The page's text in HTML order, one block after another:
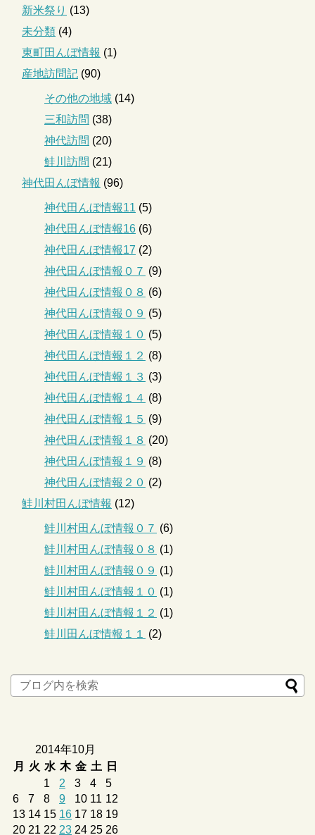
新米祭り (13)
未分類 (4)
東町田んぼ情報 (1)
産地訪問記 (90)
その他の地域 (14)
三和訪問 (38)
神代訪問 (20)
鮭川訪問 (21)
神代田んぼ情報 (96)
神代田んぼ情報11 (5)
神代田んぼ情報16 (6)
神代田んぼ情報17 (2)
神代田んぼ情報０７ (9)
神代田んぼ情報０８ (6)
神代田んぼ情報０９ (5)
神代田んぼ情報１０ (5)
神代田んぼ情報１２ (8)
神代田んぼ情報１３ (3)
神代田んぼ情報１４ (8)
神代田んぼ情報１５ (9)
神代田んぼ情報１８ (20)
神代田んぼ情報１９ (8)
神代田んぼ情報２０ (2)
鮭川村田んぼ情報 (12)
鮭川村田んぼ情報０７ (6)
鮭川村田んぼ情報０８ (1)
鮭川村田んぼ情報０９ (1)
鮭川村田んぼ情報１０ (1)
鮭川村田んぼ情報１２ (1)
鮭川田んぼ情報１１
(2)
2014年10月
月
火 水 木 金 土
日
1
2 3 4
5
6
7 8 9 10 11 12
13 14 15 16 17 18 19
20 21 22 23 24 25 26